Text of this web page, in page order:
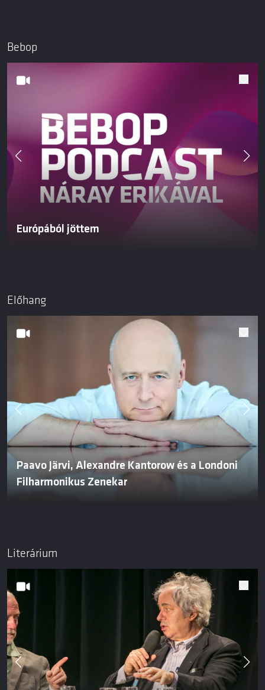
Bebop
Európából jöttem
Előhang
Paavo Järvi, Alexandre Kantorow és a Londoni
Filharmonikus Zenekar
Literárium